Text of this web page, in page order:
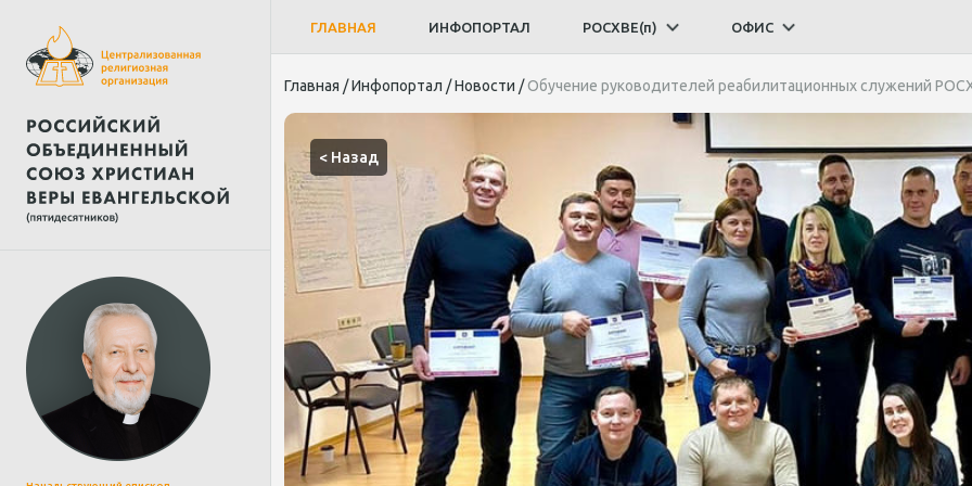
ГЛАВНАЯ ИНФОПОРТАЛ РОСХВЕ(п) ОФИС
Главная /Инфопортал /Новости /Обучение руководителей реабилитационных служений
< Назад